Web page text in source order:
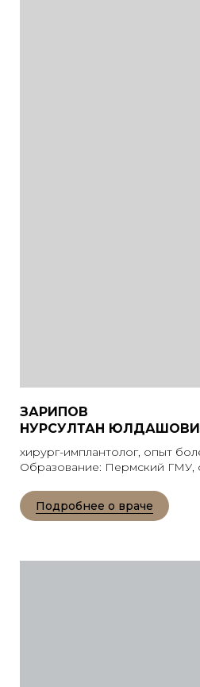
ЗАРИПОВ
НУРСУЛТАН
хирург-имплантолог, опыт
Образование: Пермский ГМУ,
Подробнее о враче